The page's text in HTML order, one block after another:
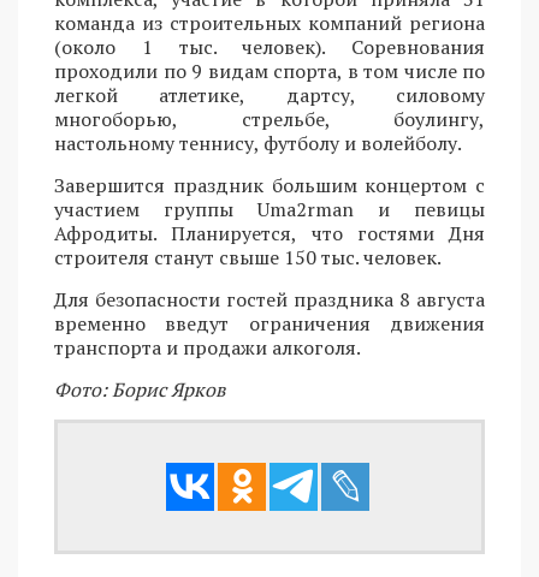
команда из строительных компаний региона
(около 1 тыс. человек). Соревнования
проходили по 9 видам спорта, в том числе по
легкой атлетике, дартсу, силовому
многоборью, стрельбе, боулингу,
настольному теннису, футболу и волейболу.
Завершится праздник большим концертом с
участием группы Uma2rman и певицы
Афродиты. Планируется, что гостями Дня
строителя станут свыше 150 тыс. человек.
Для безопасности гостей праздника 8 августа
временно введут ограничения движения
транспорта и продажи алкоголя.
Фото: Борис Ярков